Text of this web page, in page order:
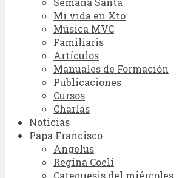
Mi vida en Xto
Música MVC
Familiaris
Artículos
Manuales de Formación
Publicaciones
Cursos
Charlas
Noticias
Papa Francisco
Angelus
Regina Coeli
Catequesis del miércoles